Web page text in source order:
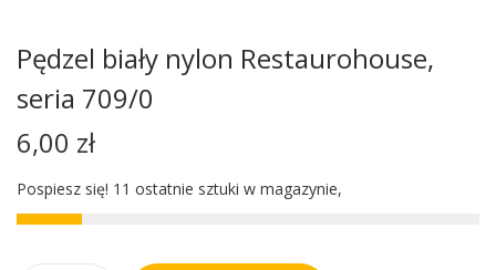
Pędzel biały nylon Restaurohouse,
seria 709/0
6,00 zł
Pospiesz się! 11 ostatnie sztuki w magazynie,